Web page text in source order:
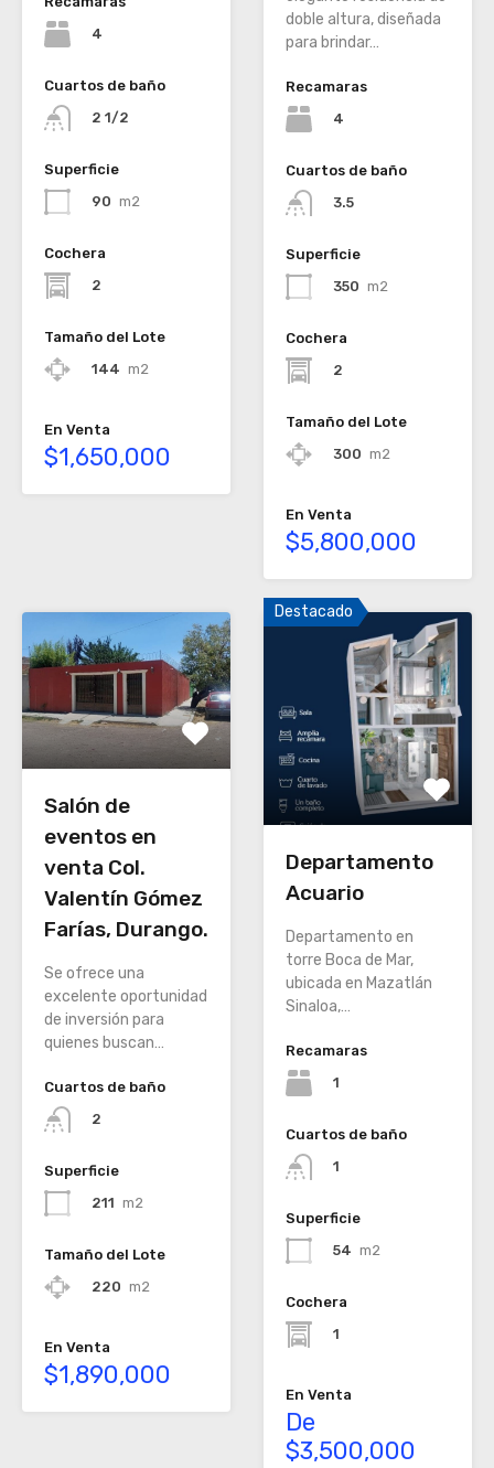
4
Cuartos de baño
2 1/2
Superficie
90 m2
Cochera
2
Tamaño del Lote
144 m2
En Venta
$1,650,000
doble altura, diseñada
para brindar…
Recamaras
4
Cuartos de baño
3.5
Superficie
350 m2
Cochera
2
Tamaño del Lote
300 m2
En Venta
$5,800,000
Salón de
eventos en
venta Col.
Valentín Gómez
Farías, Durango.
Se ofrece una
excelente oportunidad
de inversión para
quienes buscan…
Cuartos de baño
2
Superficie
211 m2
Tamaño del Lote
220 m2
En Venta
$1,890,000
Destacado
Departamento
Acuario
Departamento en
torre Boca de Mar,
ubicada en Mazatlán
Sinaloa,…
Recamaras
1
Cuartos de baño
1
Superficie
54 m2
Cochera
1
En Venta
De
$3,500,000